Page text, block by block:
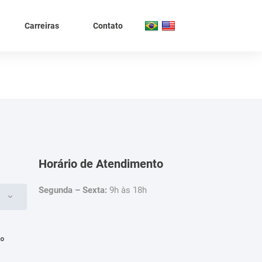
Carreiras Contato
Horário de Atendimento
Segunda – Sexta: 9h às 18h